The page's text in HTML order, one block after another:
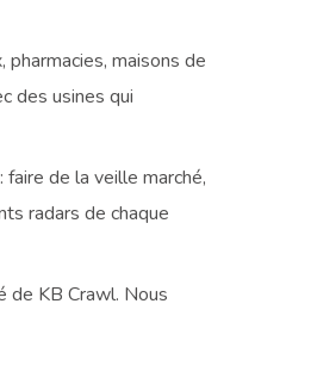
maisons de
des usines qui
de la veille marché,
radars de chaque
de KB Crawl. Nous